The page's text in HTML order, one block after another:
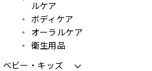
ルケア
ボディケア
オーラルケア
衛生用品
ベビー・キッズ